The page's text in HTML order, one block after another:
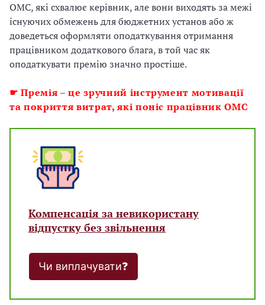
ОМС, які схвалює керівник, але вони виходять за межі
існуючих обмежень для бюджетних установ або ж
доведеться оформляти оподаткування отримання
працівником додаткового блага, в той час як
оподаткувати премію значно простіше.
☛ Премія – це зручний інструмент мотивації
та покриття витрат, які поніс працівник ОМС
Компенсація за невикористану
відпустку без звільнення
Чи виплачувати❓